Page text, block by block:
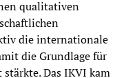
qualitativen
die internationale
die Grundlage für
Das IKVI kam